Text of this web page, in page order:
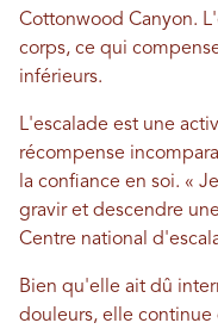
Cottonwood Canyon.
corps, ce qui
inférieurs.
L'escalade est une
récompense
la confiance en soi. «
gravir et descendre
Centre national
Bien qu'elle ait dû
douleurs, elle